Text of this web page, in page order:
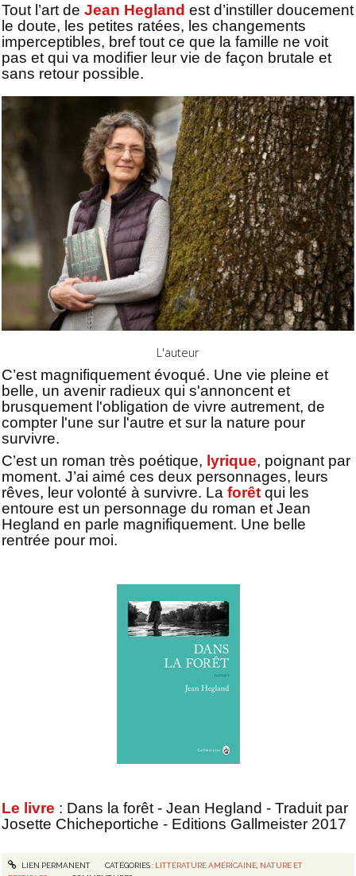
Tout l’art de Jean Hegland est d’instiller doucement
le doute, les petites ratées, les changements
imperceptibles, bref tout ce que la famille ne voit
pas et qui va modifier leur vie de façon brutale et
sans retour possible.
L'auteur
C’est magnifiquement évoqué. Une vie pleine et
belle, un avenir radieux qui s'annoncent et
brusquement l'obligation de vivre autrement, de
compter l'une sur l'autre et sur la nature pour
survivre.
C’est un roman très poétique, lyrique, poignant par
moment. J’ai aimé ces deux personnages, leurs
rêves, leur volonté à survivre. La forêt qui les
entoure est un personnage du roman et Jean
Hegland en parle magnifiquement. Une belle
rentrée pour moi.
Le livre : Dans la forêt - Jean Hegland - Traduit par
Josette Chicheportiche - Editions Gallmeister 2017
LIEN PERMANENT CATÉGORIES : LITTÉRATURE AMÉRICAINE, NATURE ET